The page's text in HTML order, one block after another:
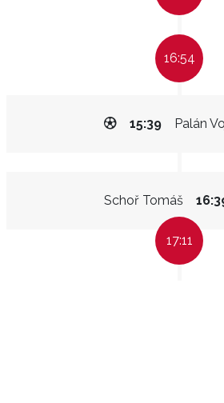
16:54
Palán
15:39
Schoř Tomáš
17:11